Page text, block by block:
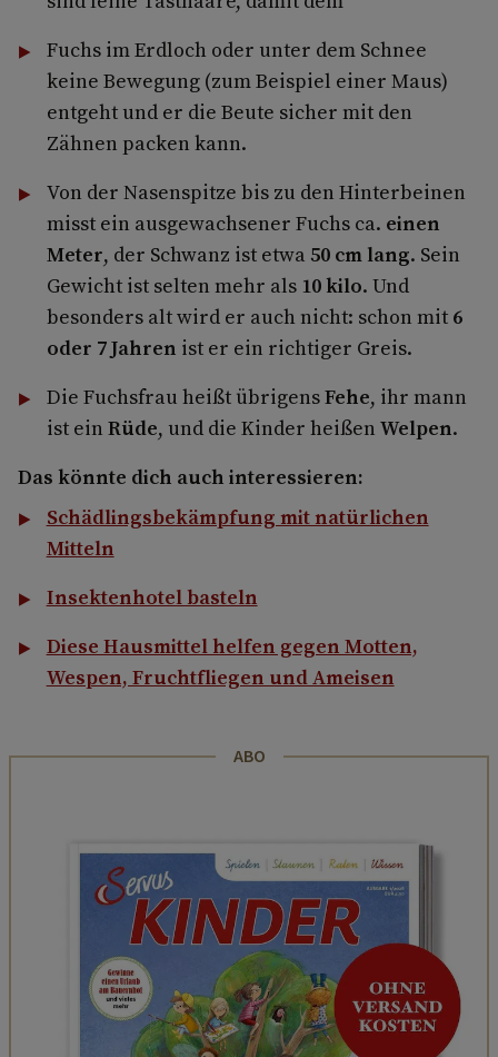
Fuchs im Erdloch oder unter dem Schnee
keine Bewegung (zum Beispiel einer Maus)
entgeht und er die Beute sicher mit den
Zähnen packen kann.
Von der Nasenspitze bis zu den Hinterbeinen
misst ein ausgewachsener Fuchs ca. einen
Meter, der Schwanz ist etwa 50 cm lang. Sein
Gewicht ist selten mehr als 10 kilo. Und
besonders alt wird er auch nicht: schon mit 6
oder 7 Jahren ist er ein richtiger Greis.
Die Fuchsfrau heißt übrigensFehe, ihr mann
ist ein Rüde, und die Kinder heißen Welpen.
Das könnte dich auch interessieren:
Schädlingsbekämpfung mit natürlichen
Mitteln
Insektenhotel basteln
Diese Hausmittel helfen gegen Motten,
Wespen, Fruchtfliegen und Ameisen
ABO